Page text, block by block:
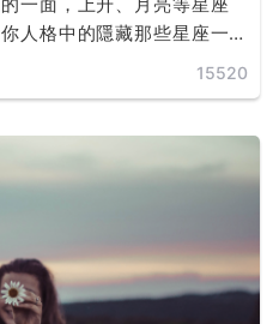
人格中的隱藏那些星座一
15520